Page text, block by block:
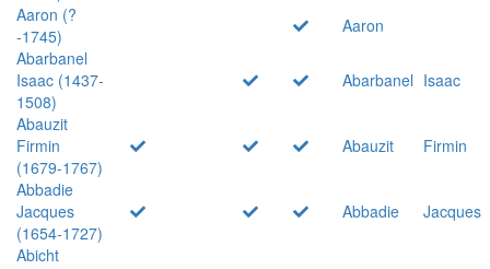
Aaron (?
-1745)
Aaron
Abarbanel
Isaac (1437-
1508)
Abarbanel Isaac
Abauzit
Firmin
(1679-1767)
Abauzit
Firmin
Abbadie
Jacques
(1654-1727)
Abbadie
Jacques
Abicht